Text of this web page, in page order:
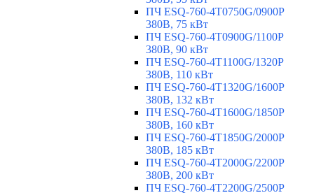
ПЧ ESQ-760-4T0750G/0900P
380В, 75 кВт
ПЧ ESQ-760-4T0900G/1100P
380В, 90 кВт
ПЧ ESQ-760-4T1100G/1320P
380В, 110 кВт
ПЧ ESQ-760-4T1320G/1600P
380В, 132 кВт
ПЧ ESQ-760-4T1600G/1850P
380В, 160 кВт
ПЧ ESQ-760-4T1850G/2000P
380В, 185 кВт
ПЧ ESQ-760-4T2000G/2200P
380В, 200 кВт
ПЧ ESQ-760-4T2200G/2500P